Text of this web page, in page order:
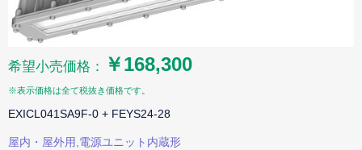
希望小売価格： ￥168,300
※表示価格は全て税抜き価格です。
EXICL041SA9F-0 + FEYS24-28
屋内・屋外用,電源ユニット内蔵形